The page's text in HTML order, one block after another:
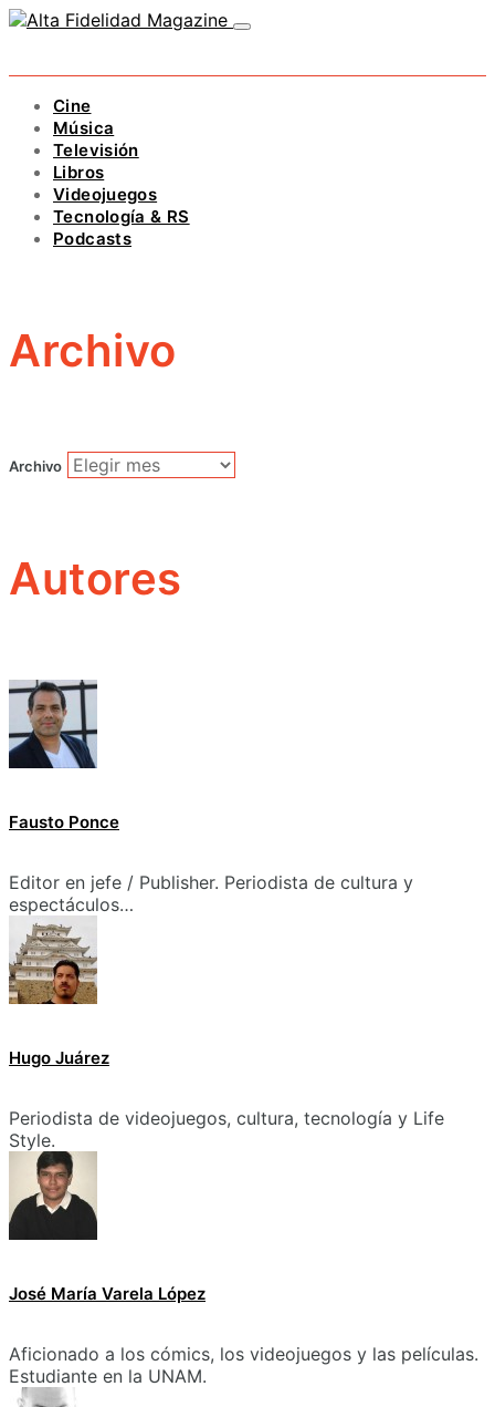
Cine
Música
Televisión
Libros
Videojuegos
Tecnología & RS
Podcasts
Archivo
Archivo
Autores
Fausto Ponce
Editor en jefe / Publisher. Periodista de cultura y
espectáculos…
Hugo Juárez
Periodista de videojuegos, cultura, tecnología y Life
Style.
José María Varela López
Aficionado a los cómics, los videojuegos y las películas.
Estudiante en la UNAM.